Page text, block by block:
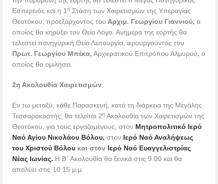
Εσπερινός και η 1η Στάση των Χαιρετισμών της Υπεραγίας
Θεοτόκου, προεξάρχοντος του Αρχιμ. Γεωργίου Γιαννιού,ο
οποίος θα κηρύξει τον Θείο Λόγο. Ανήμερα της εορτής θα
τελεστεί πανηγυρική Θεία Λειτουργία, ιερουργούντος του
Πρωτ. Γεωργίου Μπέκα, Αρχιερατικού Επιτρόπου Αλμυρού, ο
οποίος θα ομιλήσει.
2η Ακολουθία Χαιρετισμών
Εν τω μεταξύ, κάθε Παρασκευή, κατά τη διάρκεια της Μεγάλης
Τεσσαρακοστής, θα τελείται 2η Ακολουθία των Χαιρετισμών της
Θεοτόκου, για τους εργαζομένους, στον Μητροπολιτικό Ιερό
Ναό Αγίου Νικολάου Βόλου,στον Ιερό Ναό Αναλήψεως
του Χριστού Βόλου και στον Ιερό Ναό Ευαγγελιστρίας
Νέας Ιωνίας. Η Β΄ Ακολουθία θα ξενικά στις 9.00 και θα
απολύει στις 10.15 μ.μ.